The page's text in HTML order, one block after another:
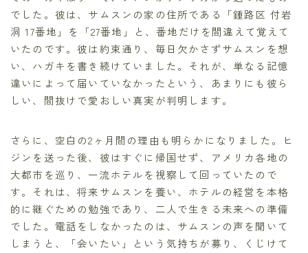
でした。彼は、サムスンの家の住所である「鍾路区 付岩
洞 17番地」を「27番地」と、番地だけを間違えて覚えて
いたのです。彼は約束通り、毎日欠かさずサムスンを想
い、ハガキを書き続けていました。それが、単なる記憶
違いによって届いていなかったという、あまりにも彼ら
しい、間抜けで愛おしい真実が判明します。
さらに、空白の2ヶ月間の理由も明らかになりました。ヒ
ジンを送った後、彼はすぐに帰国せず、アメリカ各地の
大都市を巡り、一流ホテルを視察して回っていたので
す。それは、将来サムスンを養い、ホテルの経営を本格
的に継ぐための勉強であり、二人で生きる未来への準備
でした。電話をしなかったのは、サムスンの声を聞いて
しまうと、「会いたい」という気持ちが募り、くじけて